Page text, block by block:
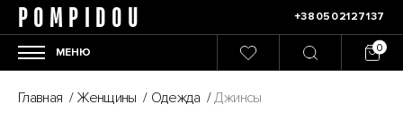
POMPIDOU +380502127137
МЕНЮ
Главная / Женщины / Одежда / Джинсы